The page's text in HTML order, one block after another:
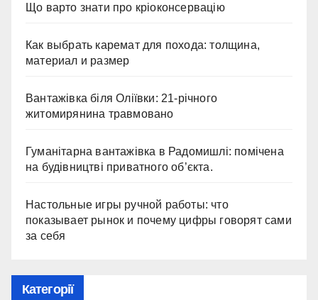
Що варто знати про кріоконсервацію
Как выбрать каремат для похода: толщина,
материал и размер
Вантажівка біля Оліївки: 21-річного
житомирянина травмовано
Гуманітарна вантажівка в Радомишлі: помічена
на будівництві приватного об’єкта.
Настольные игры ручной работы: что
показывает рынок и почему цифры говорят сами
за себя
Категорії